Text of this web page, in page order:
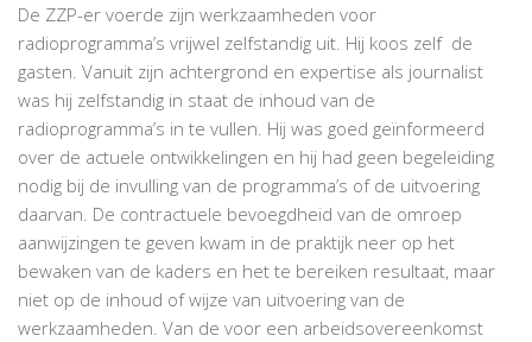
De ZZP-er voerde zijn werkzaamheden voor
radioprogramma’s vrijwel zelfstandig uit. Hij koos zelf de
gasten. Vanuit zijn achtergrond en expertise als journalist
was hij zelfstandig in staat de inhoud van de
radioprogramma’s in te vullen. Hij was goed geïnformeerd
over de actuele ontwikkelingen en hij had geen begeleiding
nodig bij de invulling van de programma’s of de uitvoering
daarvan. De contractuele bevoegdheid van de omroep
aanwijzingen te geven kwam in de praktijk neer op het
bewaken van de kaders en het te bereiken resultaat, maar
niet op de inhoud of wijze van uitvoering van de
werkzaamheden. Van de voor een arbeidsovereenkomst